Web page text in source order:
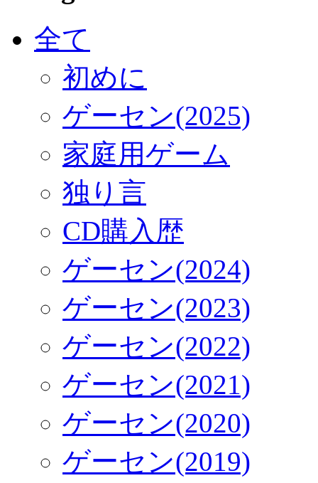
全て
初めに
ゲーセン(2025)
家庭用ゲーム
独り言
CD購入歴
ゲーセン(2024)
ゲーセン(2023)
ゲーセン(2022)
ゲーセン(2021)
ゲーセン(2020)
ゲーセン(2019)